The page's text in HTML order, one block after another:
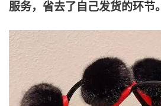
服务，省去了自己发货的环节。